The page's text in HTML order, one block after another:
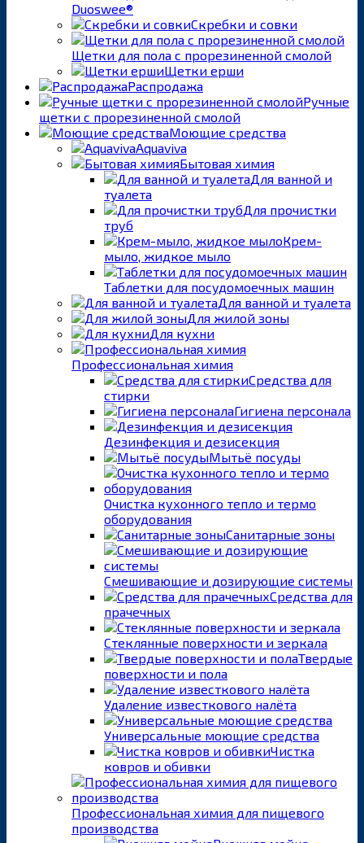
Duoswee®
Скребки и совки
Щетки для пола с прорезиненной смолой
Щетки ерши
Распродажа
Ручные
щетки с прорезиненной смолой
Моющие средства
Aquaviva
Бытовая химия
Для ванной и
туалета
Для прочистки
труб
Крем-
мыло, жидкое мыло
Таблетки для посудомоечных машин
Для ванной и туалета
Для жилой зоны
Для кухни
Профессиональная химия
Средства для
стирки
Гигиена персонала
Дезинфекция и дезисекция
Мытьё посуды
Очистка кухонного тепло и термо
оборудования
Санитарные зоны
Смешивающие и дозирующие системы
Средства для
прачечных
Стеклянные поверхности и зеркала
Твердые
поверхности и пола
Удаление известкового налёта
Универсальные моющие средства
Чистка
ковров и обивки
Профессиональная химия для пищевого
производства